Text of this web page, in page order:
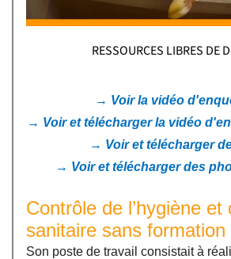
RESSOURCES LIBRES DE
→ Voir la vidéo
→ Voir et télécharger la vidéo
→ Voir et télécharger
→ Voir et télécharger des
Contrôle de l’hygiène et
sanitaire sans formation
Son poste de travail consistait à